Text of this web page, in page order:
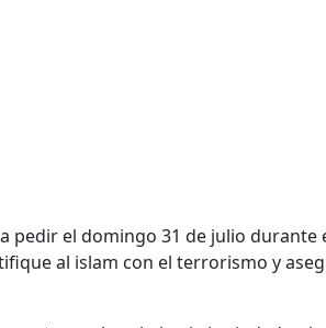
pedir el domingo 31 de julio durante
al islam con el terrorismo y